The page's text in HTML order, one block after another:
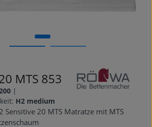
MTS 853
|
H2 medium
Sensitive 20 MTS Matratze mit MTS